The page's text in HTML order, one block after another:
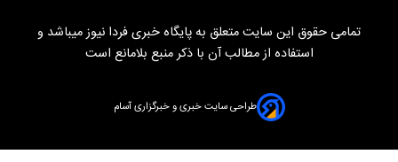
تمامی حقوق این سایت متعلق به پایگاه خبری فردا نیوز میباشد و
استفاده از مطالب آن با ذکر منبع بلامانع است
طراحی سایت خبری و خبرگزاری آسام